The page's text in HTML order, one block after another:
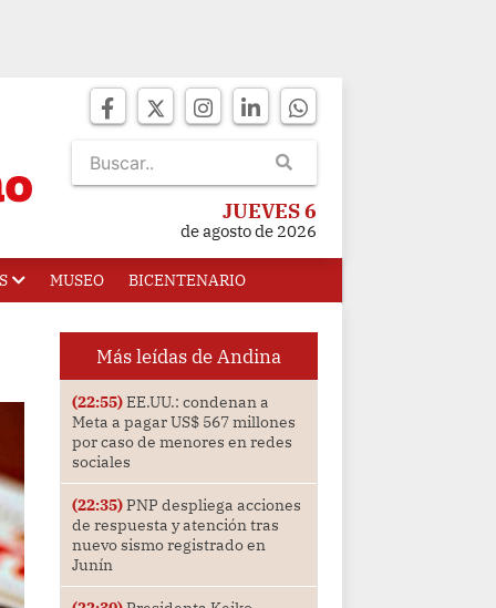
JUEVES 6
de agosto de 2026
MUSEO BICENTENARIO
Más leídas de Andina
(22:55)EE.UU.: condenan a
Meta a pagar US$ 567 millones
por caso de menores en redes
sociales
(22:35)PNP despliega acciones
de respuesta y atención tras
nuevo sismo registrado en
Junín